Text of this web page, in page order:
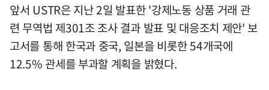
앞서 USTR은 지난 2일 발표한 '강제노동 상품 거래 관
련 무역법 제301조 조사 결과 발표 및 대응조치 제안' 보
고서를 통해 한국과 중국, 일본을 비롯한 54개국에
12.5% 관세를 부과할 계획을 밝혔다.